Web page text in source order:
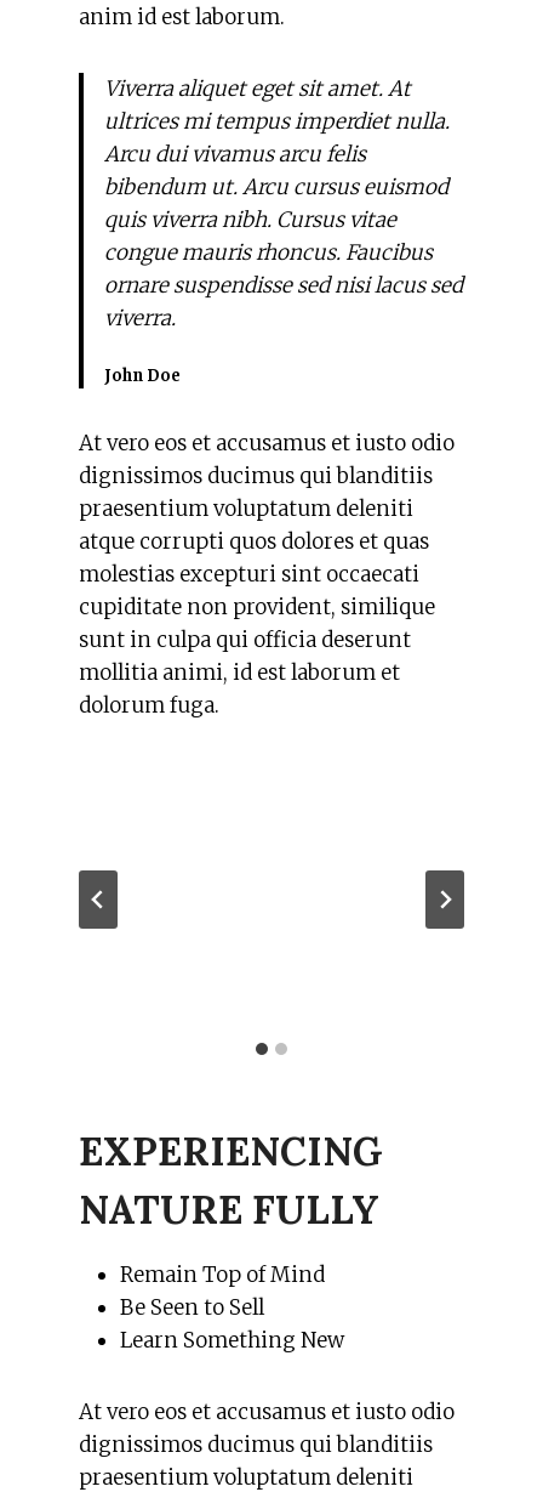
anim id est laborum.
Viverra aliquet eget sit amet. At
ultrices mi tempus imperdiet nulla.
Arcu dui vivamus arcu felis
bibendum ut. Arcu cursus euismod
quis viverra nibh. Cursus vitae
congue mauris rhoncus. Faucibus
ornare suspendisse sed nisi lacus sed
viverra.
John Doe
At vero eos et accusamus et iusto odio
dignissimos ducimus qui blanditiis
praesentium voluptatum deleniti
atque corrupti quos dolores et quas
molestias excepturi sint occaecati
cupiditate non provident, similique
sunt in culpa qui officia deserunt
mollitia animi, id est laborum et
dolorum fuga.
EXPERIENCING
NATURE FULLY
Remain Top of Mind
Be Seen to Sell
Learn Something New
At vero eos et accusamus et iusto odio
dignissimos ducimus qui blanditiis
praesentium voluptatum deleniti